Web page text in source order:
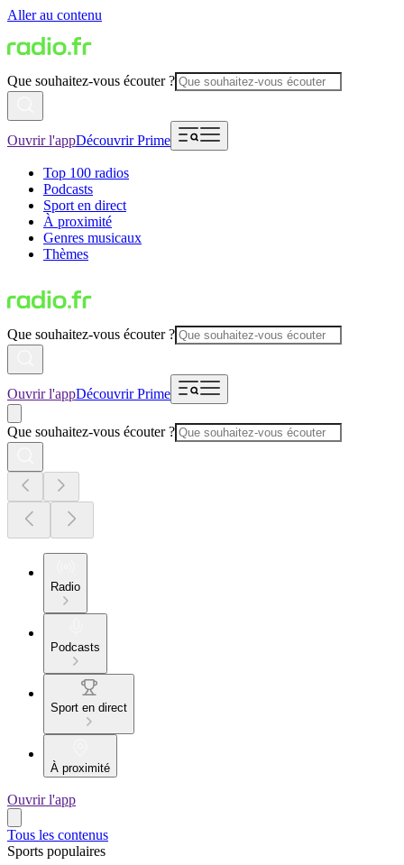
Aller au contenu
Que souhaitez-vous écouter ?
Ouvrir l'appDécouvrir Prime
Top 100 radios
Podcasts
Sport en direct
À proximité
Genres musicaux
Thèmes
Que souhaitez-vous écouter ?
Ouvrir l'appDécouvrir Prime
Que souhaitez-vous écouter ?
Radio
Podcasts
Sport en direct
À proximité
Ouvrir l'app
Tous les contenus
Sports populaires